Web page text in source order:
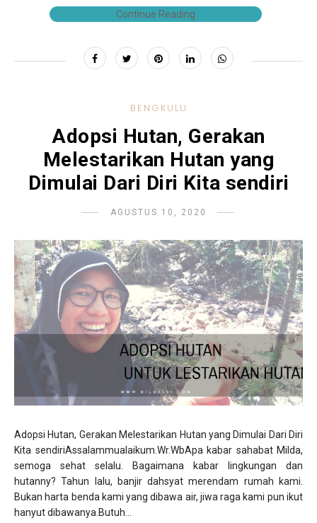
Continue Reading
BENGKULU
Adopsi Hutan, Gerakan
Melestarikan Hutan yang
Dimulai Dari Diri Kita sendiri
AGUSTUS 10, 2020
Adopsi Hutan, Gerakan Melestarikan Hutan yang Dimulai Dari Diri
Kita sendiriAssalammualaikum.Wr.WbApa kabar sahabat Milda,
semoga sehat selalu. Bagaimana kabar lingkungan dan
hutanny? Tahun lalu, banjir dahsyat merendam rumah kami.
Bukan harta benda kami yang dibawa air, jiwa raga kami pun ikut
hanyut dibawanya.Butuh...